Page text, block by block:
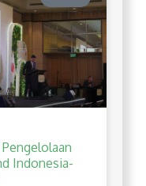
Indonesia-